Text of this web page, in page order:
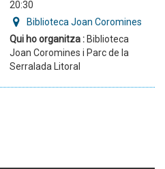
20:30
Biblioteca Joan Coromines
Qui ho organitza : Biblioteca
Joan Coromines i Parc de la
Serralada Litoral